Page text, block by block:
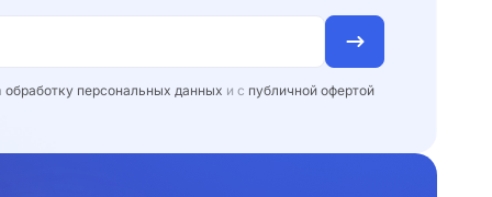
обработку персональных данных и с публичной офертой